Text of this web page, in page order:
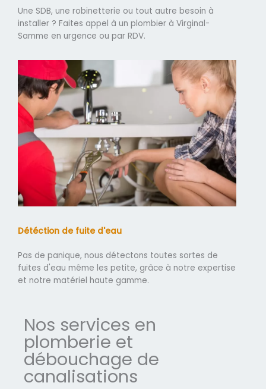
Une SDB, une robinetterie ou tout autre besoin à
installer ? Faites appel à un plombier à Virginal-
Samme en urgence ou par RDV.
Détéction de fuite d'eau
Pas de panique, nous détectons toutes sortes de
fuites d'eau même les petite, grâce à notre expertise
et notre matériel haute gamme.
Nos services en
plomberie et
débouchage de
canalisations